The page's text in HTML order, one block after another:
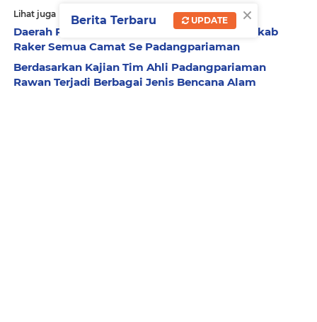
Lihat juga
Daerah Rawan Berbagai Jenis Bencana, Pemkab
Raker Semua Camat Se Padangpariaman
Berdasarkan Kajian Tim Ahli Padangpariaman
Rawan Terjadi Berbagai Jenis Bencana Alam
×
Berita Terbaru UPDATE